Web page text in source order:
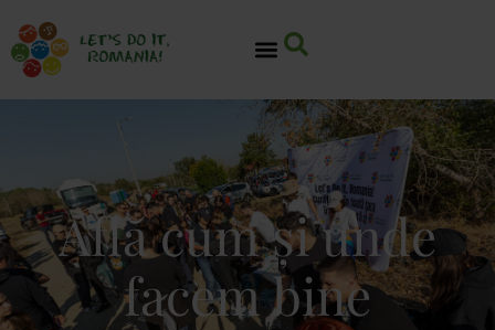
Află cum și unde
facem bine